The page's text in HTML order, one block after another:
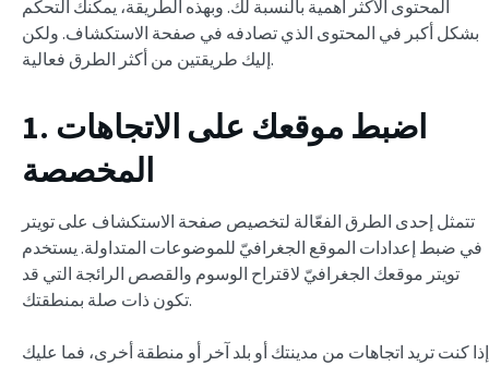
المحتوى الأكثر أهمية بالنسبة لك. وبهذه الطريقة، يمكنك التحكم
بشكل أكبر في المحتوى الذي تصادفه في صفحة الاستكشاف. ولكن
إليك طريقتين من أكثر الطرق فعالية.
1. اضبط موقعك على الاتجاهات
المخصصة
تتمثل إحدى الطرق الفعّالة لتخصيص صفحة الاستكشاف على تويتر
في ضبط إعدادات الموقع الجغرافيّ للموضوعات المتداولة. يستخدم
تويتر موقعك الجغرافيّ لاقتراح الوسوم والقصص الرائجة التي قد
تكون ذات صلة بمنطقتك.
إذا كنت تريد اتجاهات من مدينتك أو بلد آخر أو منطقة أخرى، فما عليك